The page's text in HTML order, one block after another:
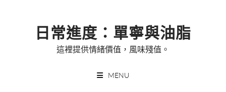
日常進度：單寧與油脂
這裡提供情緒價值，風味殘值。
MENU